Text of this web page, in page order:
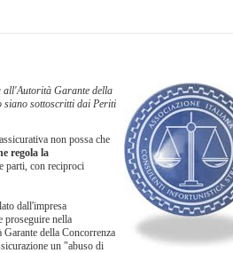
all'Autorità Garante della
siano sottoscritti dai Periti
non possa che
regola la
parti, con reciproci
dall'impresa
proseguire nella
della Concorrenza
un "abuso di